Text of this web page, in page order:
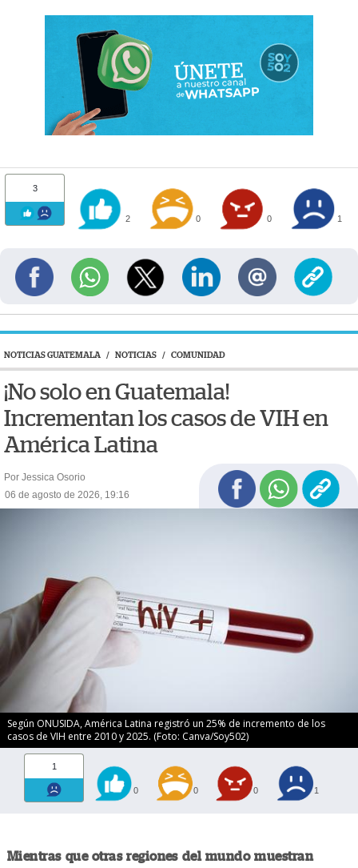
3
2 0 0 1
NOTICIAS GUATEMALA / NOTICIAS / COMUNIDAD
¡No solo en Guatemala!
Incrementan los casos de VIH en
América Latina
Por Jessica Osorio
06 de agosto de 2026, 19:16
Según ONUSIDA, América Latina registró un 25% de incremento de los
casos de VIH entre 2010 y 2025. (Foto: Canva/Soy502)
1
0 0 0 1
Mientras que otras regiones del mundo muestran